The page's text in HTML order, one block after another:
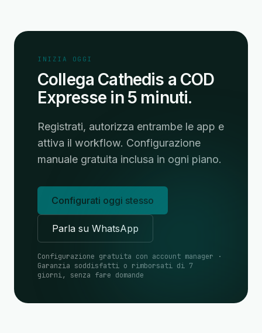
INIZIA OGGI
Collega Cathedis a COD
Expresse in 5 minuti.
Registrati, autorizza entrambe le app e
attiva il workflow. Configurazione
manuale gratuita inclusa in ogni piano.
Configurati oggi stesso
Parla su WhatsApp
Configurazione gratuita con account manager ·
Garanzia soddisfatti o rimborsati di 7
giorni, senza fare domande